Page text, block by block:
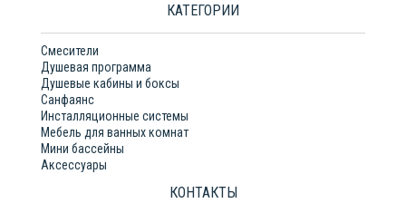
КАТЕГОРИИ
Смесители
Душевая программа
Душевые кабины и боксы
Санфаянс
Инсталляционные системы
Мебель для ванных комнат
Мини бассейны
Аксессуары
КОНТАКТЫ